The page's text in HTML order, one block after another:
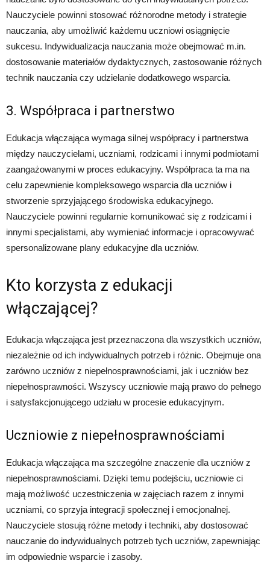
Nauczyciele powinni stosować różnorodne metody i strategie
nauczania, aby umożliwić każdemu uczniowi osiągnięcie
sukcesu. Indywidualizacja nauczania może obejmować m.in.
dostosowanie materiałów dydaktycznych, zastosowanie różnych
technik nauczania czy udzielanie dodatkowego wsparcia.
3. Współpraca i partnerstwo
Edukacja włączająca wymaga silnej współpracy i partnerstwa
między nauczycielami, uczniami, rodzicami i innymi podmiotami
zaangażowanymi w proces edukacyjny. Współpraca ta ma na
celu zapewnienie kompleksowego wsparcia dla uczniów i
stworzenie sprzyjającego środowiska edukacyjnego.
Nauczyciele powinni regularnie komunikować się z rodzicami i
innymi specjalistami, aby wymieniać informacje i opracowywać
spersonalizowane plany edukacyjne dla uczniów.
Kto korzysta z edukacji
włączającej?
Edukacja włączająca jest przeznaczona dla wszystkich uczniów,
niezależnie od ich indywidualnych potrzeb i różnic. Obejmuje ona
zarówno uczniów z niepełnosprawnościami, jak i uczniów bez
niepełnosprawności. Wszyscy uczniowie mają prawo do pełnego
i satysfakcjonującego udziału w procesie edukacyjnym.
Uczniowie z niepełnosprawnościami
Edukacja włączająca ma szczególne znaczenie dla uczniów z
niepełnosprawnościami. Dzięki temu podejściu, uczniowie ci
mają możliwość uczestniczenia w zajęciach razem z innymi
uczniami, co sprzyja integracji społecznej i emocjonalnej.
Nauczyciele stosują różne metody i techniki, aby dostosować
nauczanie do indywidualnych potrzeb tych uczniów, zapewniając
im odpowiednie wsparcie i zasoby.